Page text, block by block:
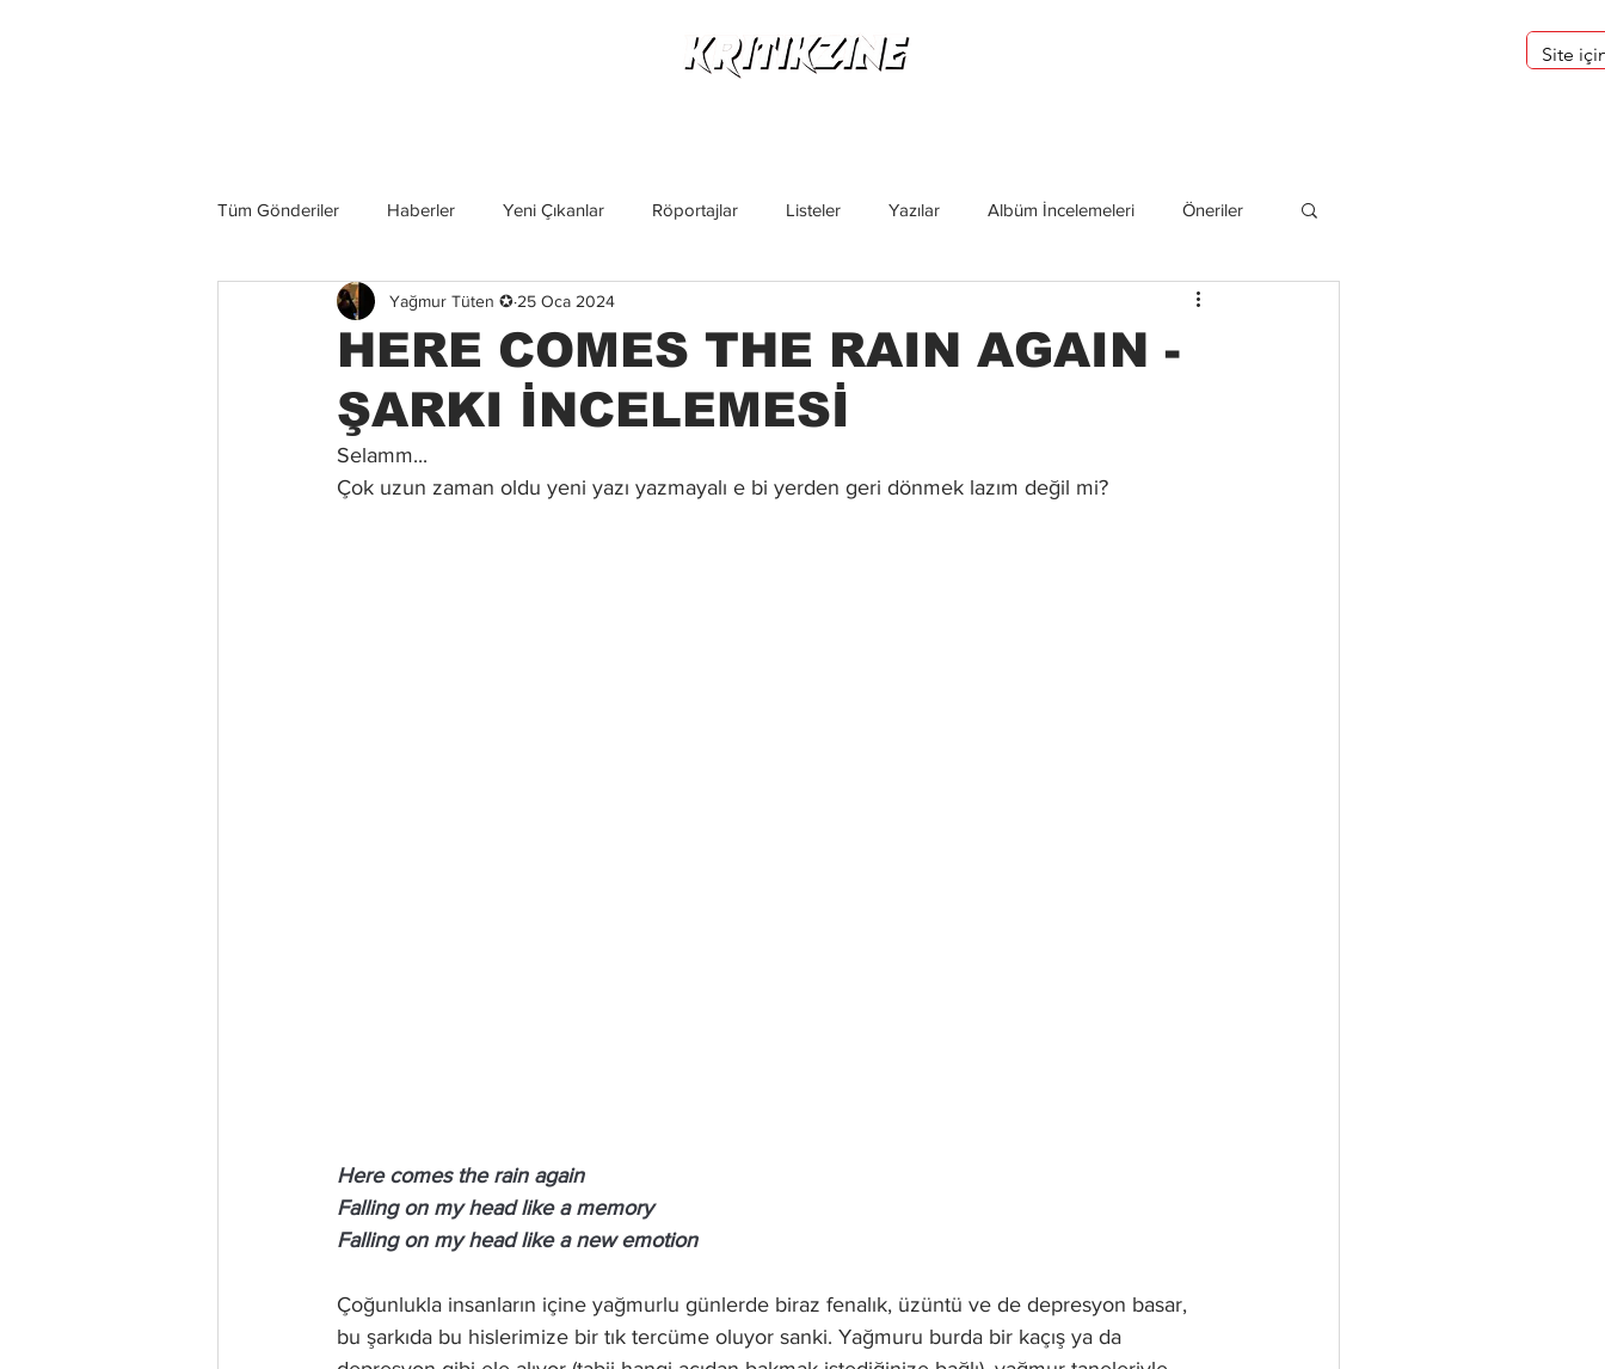
Tüm Gönderiler Haberler Yeni Çıkanlar Röportajlar Listeler Yazılar Albüm İncelemeleri Öneriler
Grup İncelemeleri Konserler İncelemeler
HERE COMES THE RAIN AGAIN -
ŞARKI İNCELEMESİ
Yağmur Tüten ✪ 25 Oca 2024
Selamm...
Çok uzun zaman oldu yeni yazı yazmayalı e bi yerden geri dönmek lazım değil mi?
Here comes the rain again
Falling on my head like a memory
Falling on my head like a new emotion
Çoğunlukla insanların içine yağmurlu günlerde biraz fenalık, üzüntü ve de depresyon basar,
bu şarkıda bu hislerimize bir tık tercüme oluyor sanki. Yağmuru burda bir kaçış ya da